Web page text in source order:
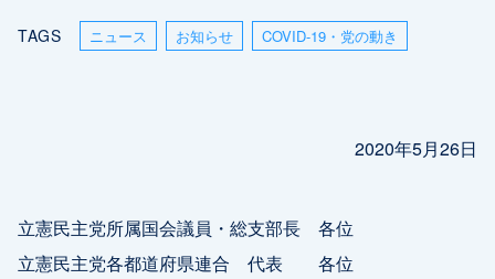
TAGS ニュース お知らせ COVID-19・党の動き
2020年5月26日
立憲民主党所属国会議員・総支部長 各位
立憲民主党各都道府県連合 代表 各位